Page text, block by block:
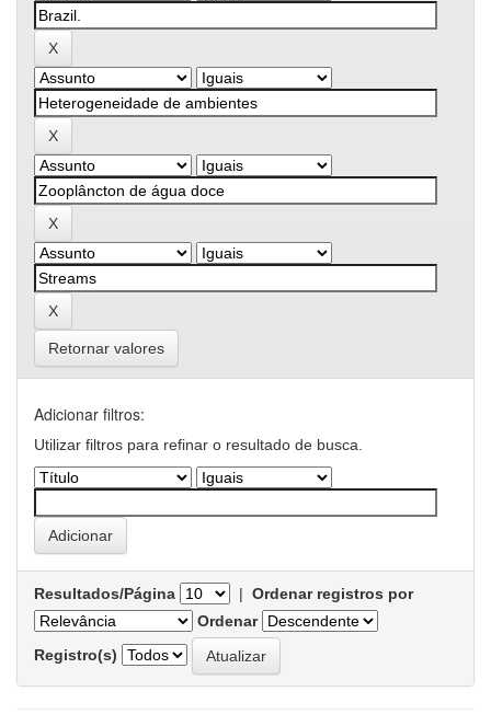
Retornar valores
Adicionar filtros:
Utilizar filtros para refinar o resultado de busca.
Resultados/Página | Ordenar registros por
Ordenar
Registro(s)